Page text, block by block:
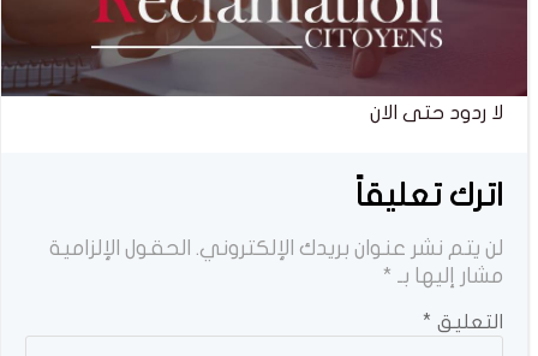
لا ردود حتى الان
اترك تعليقاً
لن يتم نشر عنوان بريدك الإلكتروني. الحقول الإلزامية
مشار إليها بـ *
التعليق *